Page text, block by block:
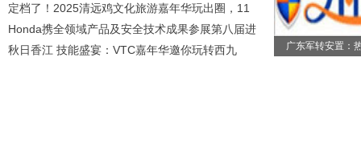
定档了！2025清远鸡文化旅游嘉年华玩出圈，11
Honda携全领域产品及安全技术成果参展第八届进
秋日香江 技能盛宴：VTC嘉年华邀你玩转西九
广东军转安置：